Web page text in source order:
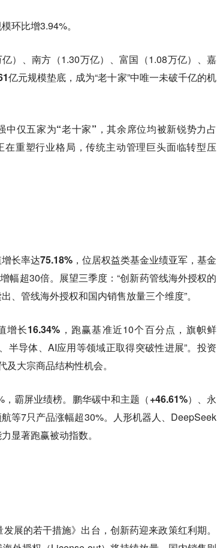
环比增3.94%。
）、南方（1.30万亿）、富国（1.08万亿）、嘉
亿元规模垫底 ，成为“老十家”中唯一未破千亿的机
中仅五家为“老十家” ，其余席位均被新锐势力占
在重塑行业格局 ，传统主动管理巨头面临转型压
长率达75.18% ，位居权益类基金业绩亚军，基金
增幅超30倍。展望三季度：“创新药管线海外授权的
、管线海外授权和国内销售放量三个维度”。
增长16.34% ，跑赢基准近10个百分点，旗帜鲜
半导体、AI应用等领域正取得突破性进展”。投资
大宗商品结构性机会。
，霸屏业绩榜。鹏华碳中和主题（+46.61%）、永
等7只产品涨幅超30%。人形机器人、DeepSeek
显著跑赢被动指数。
展的若干措施》出台， 创新药迎来政策红利期。